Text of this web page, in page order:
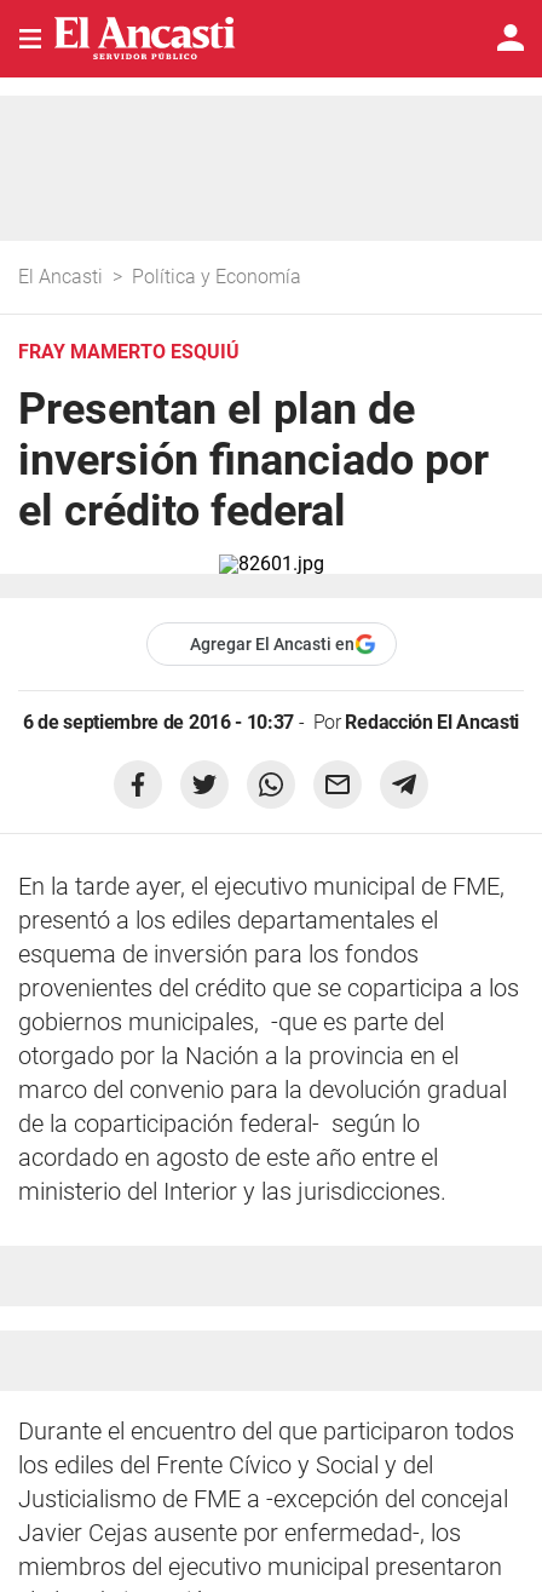
El Ancasti > Política y Economía
FRAY MAMERTO ESQUIÚ
Presentan el plan de
inversión financiado por
el crédito federal
Agregar El Ancasti en
6 de septiembre de 2016 - 10:37 PorRedacción El Ancasti
En la tarde ayer, el ejecutivo municipal de FME,
presentó a los ediles departamentales el
esquema de inversión para los fondos
provenientes del crédito que se coparticipa a los
gobiernos municipales, -que es parte del
otorgado por la Nación a la provincia en el
marco del convenio para la devolución gradual
de la coparticipación federal- según lo
acordado en agosto de este año entre el
ministerio del Interior y las jurisdicciones.
Durante el encuentro del que participaron todos
los ediles del Frente Cívico y Social y del
Justicialismo de FME a -excepción del concejal
Javier Cejas ausente por enfermedad-, los
miembros del ejecutivo municipal presentaron